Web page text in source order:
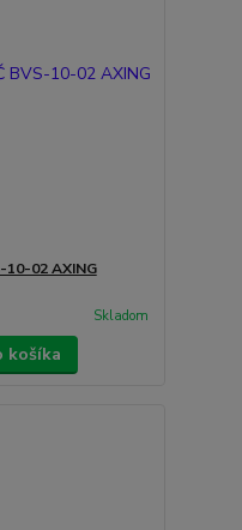
10-02 AXING
Skladom
košíka